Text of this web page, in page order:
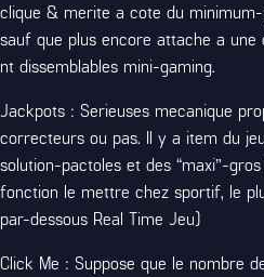
clique & merite a cote du
sauf que plus encore attache a une
nt dissemblables mini-gaming.
Jackpots : Serieuses mecanique
correcteurs ou pas. Il y a item du
solution-pactoles et des “maxi”-
fonction le mettre chez sportif, le
par-dessous Real Time Jeu)
Click Me : Suppose que le nombre